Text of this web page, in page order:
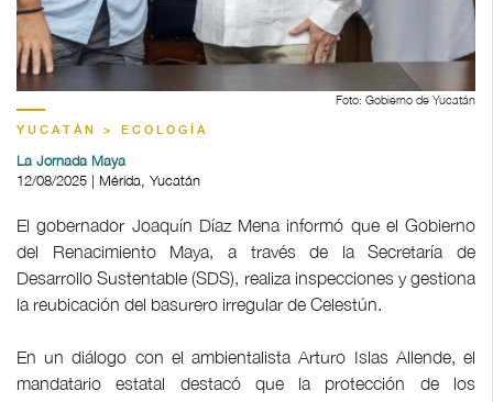
Foto: Gobierno de Yucatán
YUCATÁN > ECOLOGÍA
La Jornada Maya
12/08/2025 | Mérida, Yucatán
El gobernador Joaquín Díaz Mena informó que el Gobierno
del Renacimiento Maya, a través de la Secretaría de
Desarrollo Sustentable (SDS), realiza inspecciones y gestiona
la reubicación del basurero irregular de Celestún.
En un diálogo con el ambientalista Arturo Islas Allende, el
mandatario estatal destacó que la protección de los